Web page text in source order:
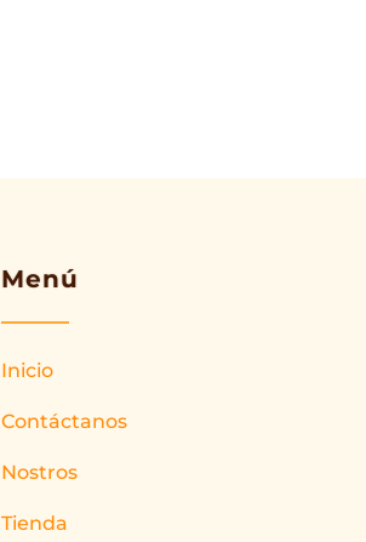
Menú
Inicio
Contáctanos
Nostros
Tienda